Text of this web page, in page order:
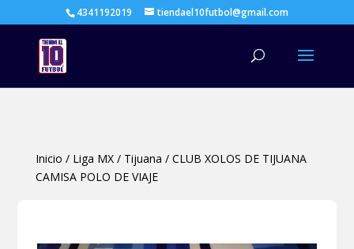
4341192019 tiendael10futbol@gmail.com
Inicio / Liga MX/ Tijuana / CLUB XOLOS DE TIJUANA
CAMISA POLO DE VIAJE